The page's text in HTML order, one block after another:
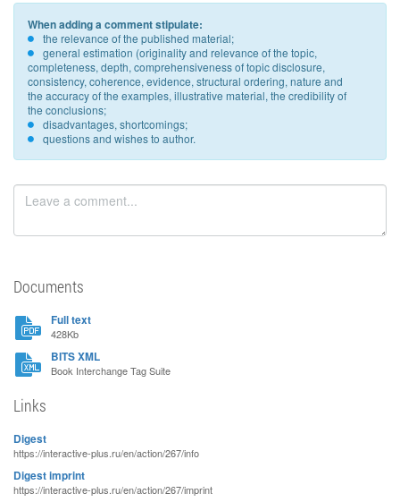
When adding a comment stipulate:
the relevance of the published material;
general estimation (originality and relevance of the topic,
completeness, depth, comprehensiveness of topic disclosure,
consistency, coherence, evidence, structural ordering, nature and
the accuracy of the examples, illustrative material, the credibility of
the conclusions;
disadvantages, shortcomings;
questions and wishes to author.
Documents
Full text
428Kb
BITS XML
Book Interchange Tag Suite
Links
Digest
https://interactive-plus.ru/en/action/267/info
Digest imprint
https://interactive-plus.ru/en/action/267/imprint